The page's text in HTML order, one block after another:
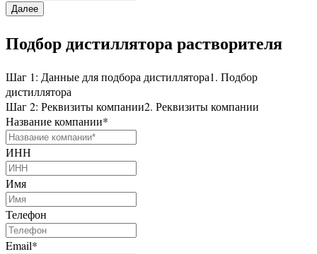
Далее
Подбор дистиллятора растворителя
Шаг 1: Данные для подбора дистиллятора1. Подбор
дистиллятора
Шаг 2: Реквизиты компании2. Реквизиты компании
Название компании*
ИНН
Имя
Телефон
Email*